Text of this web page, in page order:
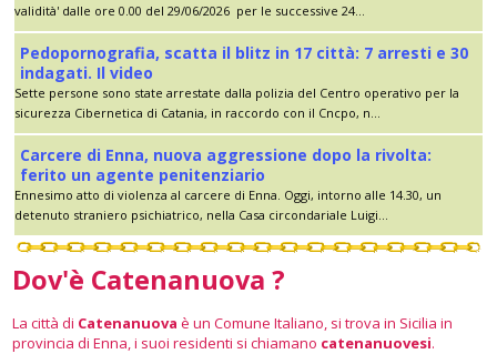
validità' dalle ore 0.00 del 29/06/2026 per le successive 24...
Pedopornografia, scatta il blitz in 17 città: 7 arresti e 30
indagati. Il video
Sette persone sono state arrestate dalla polizia del Centro operativo per la
sicurezza Cibernetica di Catania, in raccordo con il Cncpo, n...
Carcere di Enna, nuova aggressione dopo la rivolta:
ferito un agente penitenziario
Ennesimo atto di violenza al carcere di Enna. Oggi, intorno alle 14.30, un
detenuto straniero psichiatrico, nella Casa circondariale Luigi...
Dov'è Catenanuova ?
La città di Catenanuova è un Comune Italiano, si trova in Sicilia in
provincia di Enna, i suoi residenti si chiamano catenanuovesi.